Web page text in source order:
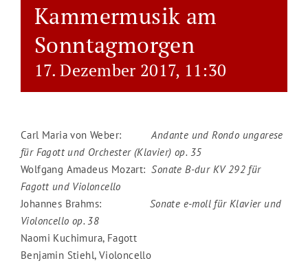
Kammermusik am
Sonntagmorgen
17. Dezember 2017, 11:30
Carl Maria von Weber:Andante und Rondo ungarese
für Fagott und Orchester (Klavier) op. 35
Wolfgang Amadeus Mozart:Sonate B-dur KV 292 für
Fagott und Violoncello
Johannes Brahms: Sonate e-moll für Klavier und
Violoncello op. 38
Naomi Kuchimura, Fagott
Benjamin Stiehl, Violoncello